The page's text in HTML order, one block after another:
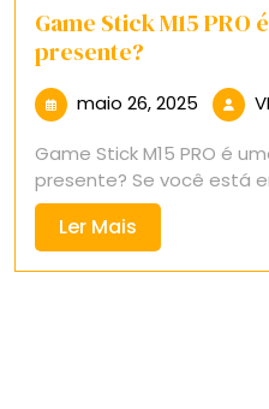
Game Stick M15 PRO
presente?
maio 26, 2025 maio
26,
2025
Game Stick M15 PRO é
presente? Se você está
Ler Mais
Mais